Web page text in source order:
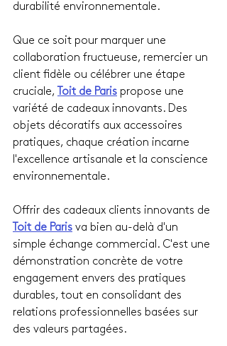
durabilité environnementale.
Que ce soit pour marquer une
collaboration fructueuse, remercier un
client fidèle ou célébrer une étape
cruciale,
Toit de Paris propose une
variété de cadeaux innovants. Des
objets décoratifs aux accessoires
pratiques, chaque création incarne
l'excellence artisanale et la conscience
environnementale.
Offrir des cadeaux clients innovants de
Toit de Paris va bien au-delà d'un
simple échange commercial. C'est une
démonstration concrète de votre
engagement envers des pratiques
durables, tout en consolidant des
relations professionnelles basées sur
des valeurs partagées.